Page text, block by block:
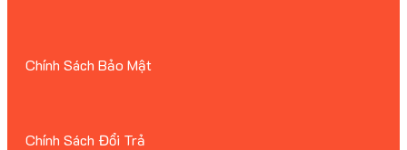
Chính Sách Bảo Mật
Chính Sách Đổi Trả